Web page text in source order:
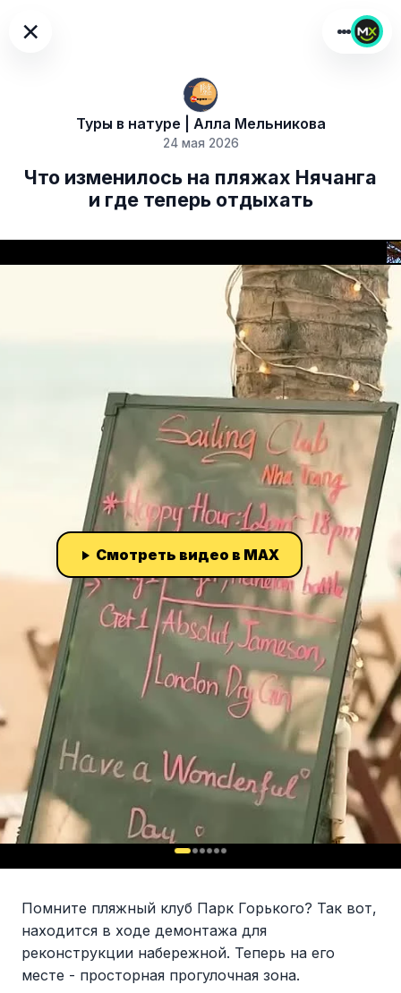
×
Туры в натуре | Алла Мельникова
24 мая 2026
Что изменилось на пляжах Нячанга
и где теперь отдыхать
Смотреть видео в MAX
Помните пляжный клуб Парк Горького? Так вот,
находится в ходе демонтажа для
реконструкции набережной. Теперь на его
месте - просторная прогулочная зона.